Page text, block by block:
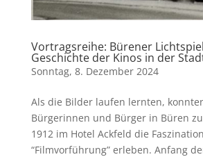
Vortragsreihe: Bürener
Geschichte der Kinos in der
Sonntag, 8. Dezember 2024
Als die Bilder laufen lernten,
Bürgerinnen und Bürger in Büren
1912 im Hotel Ackfeld die
“Filmvorführung” erleben. Anfang